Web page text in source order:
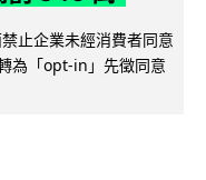
止企業未經消費者同意
為「opt-in」先徵同意